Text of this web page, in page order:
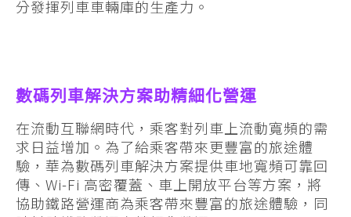
分發揮列車車輛庫的生產力。
數碼列車解決方案助精細化營運
在流動互聯網時代，乘客對列車上流動寬頻的需
求日益增加。為了給乘客帶來更豐富的旅途體
驗，華為數碼列車解決方案提供車地寬頻可靠回
傳、Wi-Fi 高密覆蓋、車上開放平台等方案，將
協助鐵路營運商為乘客帶來豐富的旅途體驗，同